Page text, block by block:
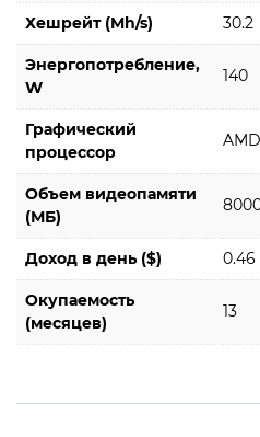
Хешрейт (Mh/s) 30.2
Энергопотребление,
W
140
Графический
процессор
Объем видеопамяти
(МБ)
Доход в день ($) 0.46
Окупаемость
(месяцев)
13